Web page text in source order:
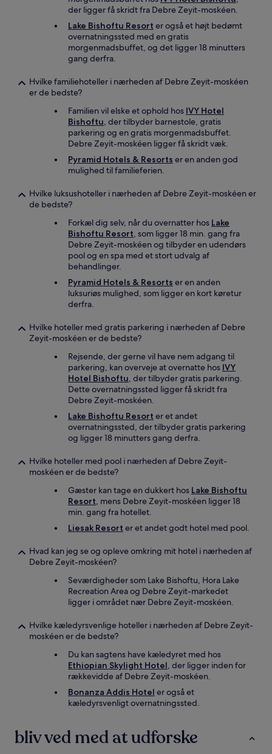
der ligger få skridt fra Debre Zeyit-moskéen.
Lake Bishoftu Resort er også et højt bedømt
overnatningssted med en gratis
morgenmadsbuffet, og det ligger 18 minutters
gang derfra.
Hvilke familiehoteller i nærheden af Debre Zeyit-moskéen
er de bedste?
Familien vil elske et ophold hos IVY Hotel
Bishoftu, der tilbyder barnestole, gratis
parkering og en gratis morgenmadsbuffet.
Debre Zeyit-moskéen ligger få skridt væk.
Pyramid Hotels & Resorts er en anden god
mulighed til familieferien.
Hvilke luksushoteller i nærheden af Debre Zeyit-moskéen er
de bedste?
Forkæl dig selv, når du overnatter hos Lake
Bishoftu Resort, som ligger 18 min. gang fra
Debre Zeyit-moskéen og tilbyder en udendørs
pool og en spa med et stort udvalg af
behandlinger.
Pyramid Hotels & Resorts er en anden
luksuriøs mulighed, som ligger en kort køretur
derfra.
Hvilke hoteller med gratis parkering i nærheden af Debre
Zeyit-moskéen er de bedste?
Rejsende, der gerne vil have nem adgang til
parkering, kan overveje at overnatte hos IVY
Hotel Bishoftu, der tilbyder gratis parkering.
Dette overnatningssted ligger få skridt fra
Debre Zeyit-moskéen.
Lake Bishoftu Resort er et andet
overnatningssted, der tilbyder gratis parkering
og ligger 18 minutters gang derfra.
Hvilke hoteller med pool i nærheden af Debre Zeyit-
moskéen er de bedste?
Gæster kan tage en dukkert hos Lake Bishoftu
Resort, mens Debre Zeyit-moskéen ligger 18
min. gang fra hotellet.
Liesak Resort er et andet godt hotel med pool.
Hvad kan jeg se og opleve omkring mit hotel i nærheden af
Debre Zeyit-moskéen?
Seværdigheder som Lake Bishoftu, Hora Lake
Recreation Area og Debre Zeyit-markedet
ligger i området nær Debre Zeyit-moskéen.
Hvilke kæledyrsvenlige hoteller i nærheden af Debre Zeyit-
moskéen er de bedste?
Du kan sagtens have kæledyret med hos
Ethiopian Skylight Hotel, der ligger inden for
rækkevidde af Debre Zeyit-moskéen.
Bonanza Addis Hotel er også et
kæledyrsvenligt overnatningssted.
bliv ved med at udforske